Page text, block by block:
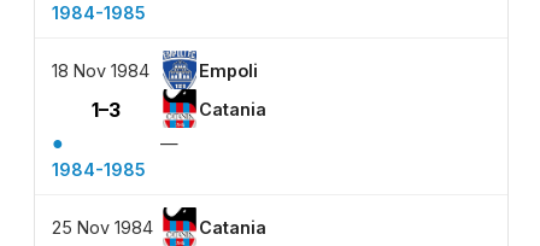
1984-1985
18 Nov 1984 Empoli
1–3 Catania
●
—
1984-1985
25 Nov 1984 Catania